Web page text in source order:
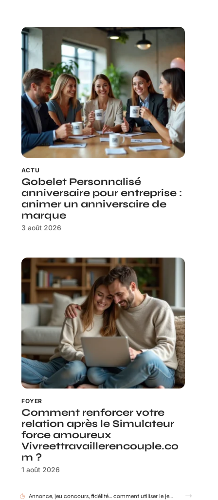
ACTU
Gobelet Personnalisé
anniversaire pour entreprise :
animer un anniversaire de
marque
3 août 2026
FOYER
Comment renforcer votre
relation après le Simulateur
force amoureux
Vivreettravaillerencouple.co
m ?
1 août 2026
Annonce, jeu concours, fidélité… comment utiliser le jeu à gratter personnalisé ?